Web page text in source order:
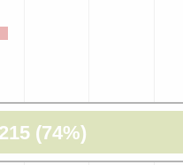
215 (74%)